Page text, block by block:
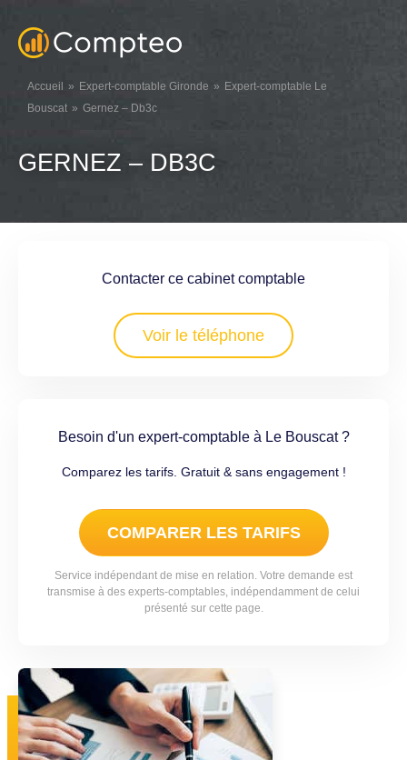
Accueil Expert-comptable Gironde
Expert-comptable Le
Bouscat
Gernez – Db3c
GERNEZ – DB3C
Contacter ce cabinet comptable
Voir le téléphone
Besoin d'un expert-comptable à Le Bouscat ?
Comparez les tarifs. Gratuit & sans engagement !
COMPARER LES TARIFS
Service indépendant de mise en relation. Votre demande est
transmise à des experts-comptables, indépendamment de celui
présenté sur cette page.